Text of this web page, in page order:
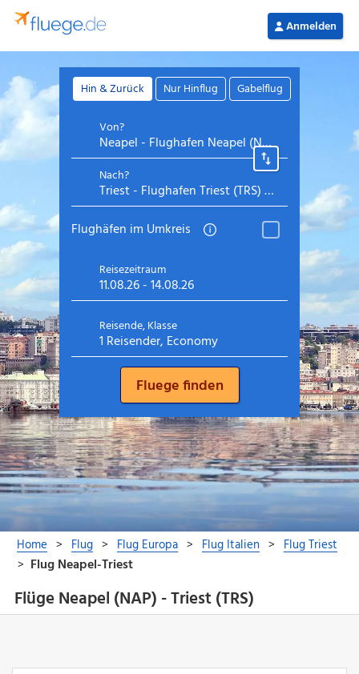
Flüge Neapel (NAP) - Triest (TRS)